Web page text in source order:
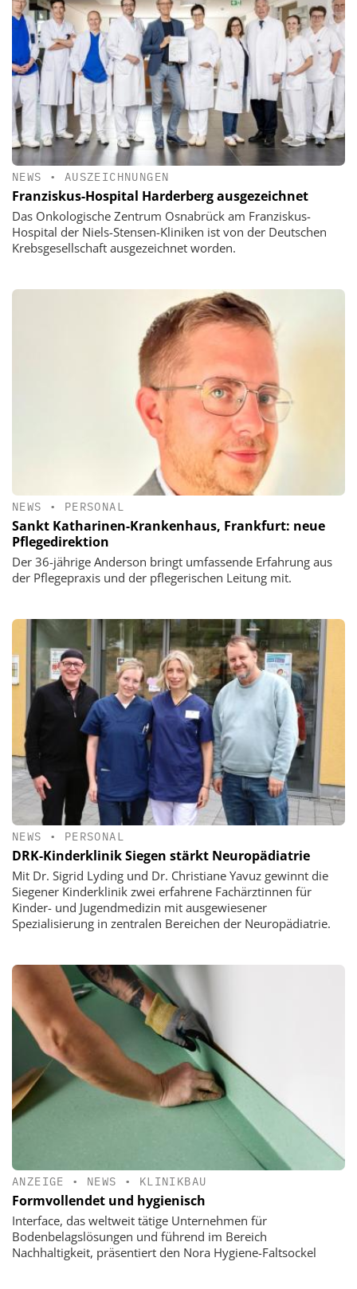
NEWS • AUSZEICHNUNGEN
Franziskus-Hospital Harderberg ausgezeichnet
Das Onkologische Zentrum Osnabrück am Franziskus-
Hospital der Niels-Stensen-Kliniken ist von der Deutschen
Krebsgesellschaft ausgezeichnet worden.
NEWS • PERSONAL
Sankt Katharinen-Krankenhaus, Frankfurt: neue
Pflegedirektion
Der 36-jährige Anderson bringt umfassende Erfahrung aus
der Pflegepraxis und der pflegerischen Leitung mit.
NEWS • PERSONAL
DRK-Kinderklinik Siegen stärkt Neuropädiatrie
Mit Dr. Sigrid Lyding und Dr. Christiane Yavuz gewinnt die
Siegener Kinderklinik zwei erfahrene Fachärztinnen für
Kinder- und Jugendmedizin mit ausgewiesener
Spezialisierung in zentralen Bereichen der Neuropädiatrie.
ANZEIGE • NEWS • KLINIKBAU
Formvollendet und hygienisch
Interface, das weltweit tätige Unternehmen für
Bodenbelagslösungen und führend im Bereich
Nachhaltigkeit, präsentiert den Nora Hygiene-Faltsockel